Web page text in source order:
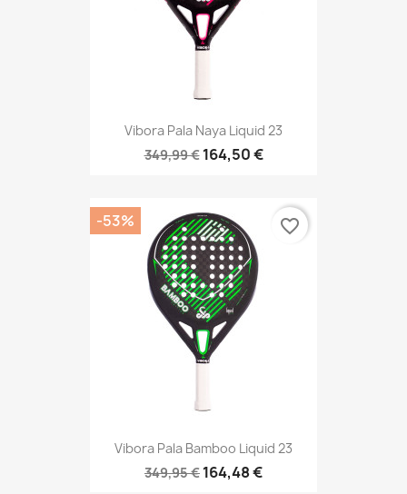
Vibora Pala Naya Liquid 23
349,99 € 164,50 €
Vibora Pala Bamboo Liquid 23
349,95 € 164,48 €
-53% favorite_border